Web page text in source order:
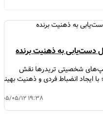
به ذهنیت برنده
شخصیتی تریدرها نقش
انضباط فردی و ذهنیت بهینه
۱۴۰۵/۰۵/۱۲ ۱۹:۳۸